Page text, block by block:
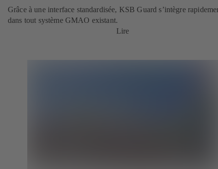
Grâce à une interface standardisée, KSB Guard s’intègre
dans tout système GMAO existant.
Lire